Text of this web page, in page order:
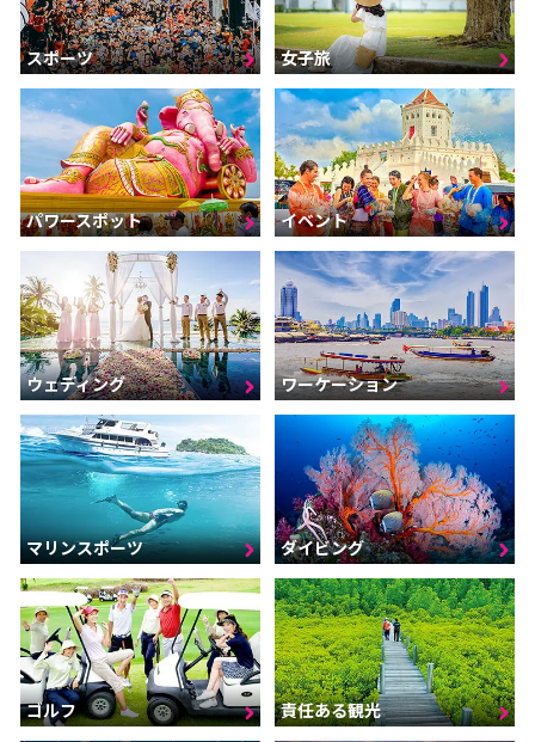
スポーツ 女子旅
パワースポット イベント
ウェディング ワーケーション
マリンスポーツ ダイビング
ゴルフ 責任ある観光